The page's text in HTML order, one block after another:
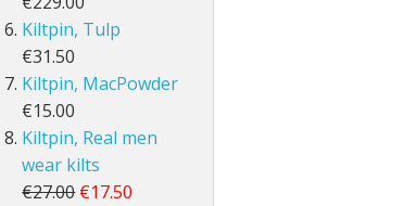
Kiltpin, Tulp
€31.50
Kiltpin, MacPowder
€15.00
Kiltpin, Real men
wear kilts
€27.00 €17.50